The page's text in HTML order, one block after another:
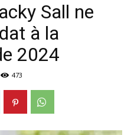
Sall ne
à la
2024
473